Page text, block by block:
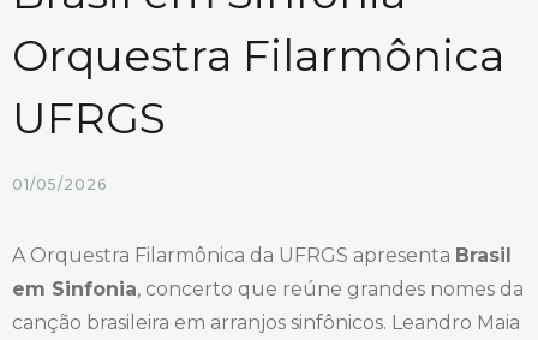
Orquestra Filarmônica
UFRGS
01/05/2026
A Orquestra Filarmônica da UFRGS apresenta Brasil
em Sinfonia, concerto que reúne grandes nomes da
canção brasileira em arranjos sinfônicos. Leandro Maia